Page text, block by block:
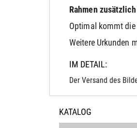
Rahmen
Optimal kommt
Weitere Urkunden
IM DETAIL:
Der Versand des
KATALOG